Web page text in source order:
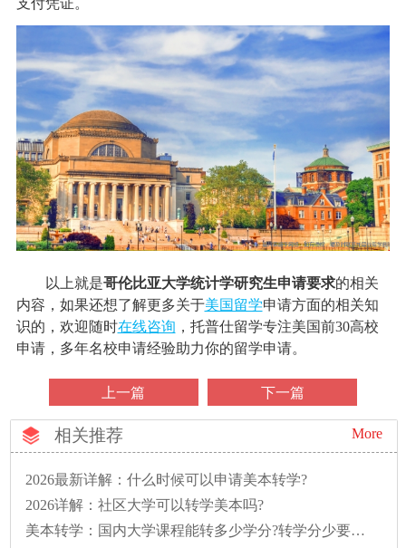
支付凭证。
以上就是哥伦比亚大学统计学研究生申请要求的相关
内容，如果还想了解更多关于美国留学申请方面的相关知
识的，欢迎随时在线咨询 ，托普仕留学专注美国前30高校
申请，多年名校申请经验助力你的留学申请。
上一篇 下一篇
相关推荐 More
2026最新详解：什么时候可以申请美本转学?
2026详解：社区大学可以转学美本吗?
美本转学：国内大学课程能转多少学分?转学分少要多读一年怎么办?